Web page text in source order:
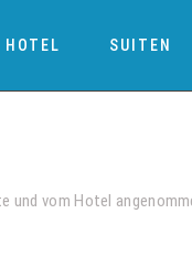
HOTEL SUITEN
und vom Hotel